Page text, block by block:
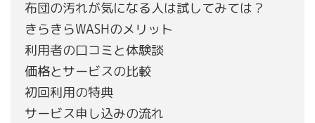
布団の汚れが気になる人は試してみては？
きらきらWASHのメリット
利用者の口コミと体験談
価格とサービスの比較
初回利用の特典
サービス申し込みの流れ